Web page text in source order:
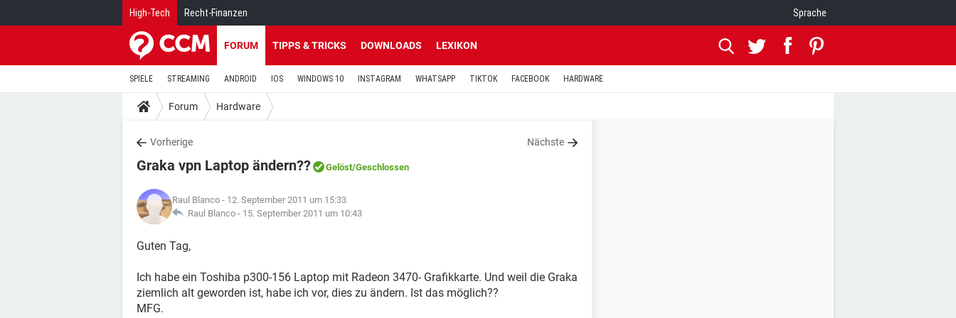
High-Tech Recht-Finanzen Sprache
FORUM TIPPS & TRICKS DOWNLOADS LEXIKON
SPIELE STREAMING ANDROID IOS WINDOWS 10 INSTAGRAM WHATSAPP TIKTOK FACEBOOK HARDWARE
Forum Hardware
Vorherige Nächste
Graka vpn Laptop ändern?? Gelöst/Geschlossen
Raul Blanco - 12. September 2011 um 15:33
Raul Blanco - 15. September 2011 um 10:43
Guten Tag,
Ich habe ein Toshiba p300-156 Laptop mit Radeon 3470- Grafikkarte. Und weil die Graka
ziemlich alt geworden ist, habe ich vor, dies zu ändern. Ist das möglich??
MFG.